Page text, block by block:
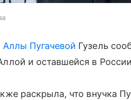
Аллы Пугачевой Гузель
и оставшейся в
раскрыла, что внучка